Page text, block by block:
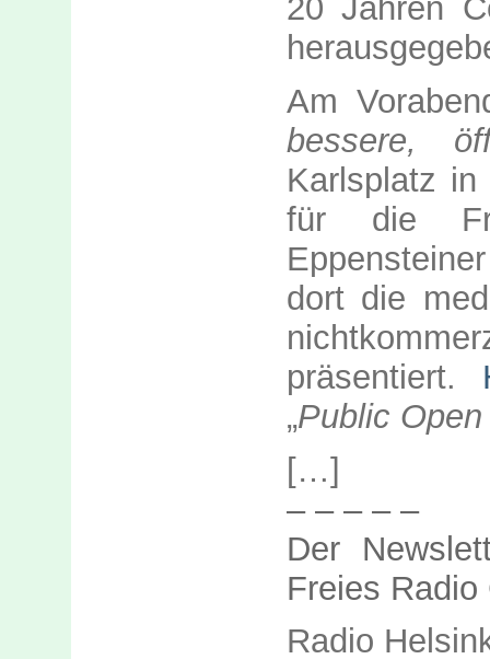
20 Jahren
Am
bessere,
Karlsplatz
für die
dort die
präsentiert.
„Public
[…]
– – – – –
Der
Freies Radio
Radio